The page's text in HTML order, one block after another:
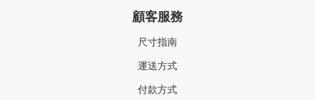
顧客服務
尺寸指南
運送方式
付款方式